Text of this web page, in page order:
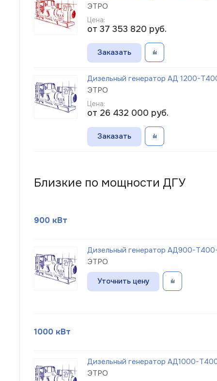
ЭТРО
Цена:
от 37 353 820 руб.
Заказать
Дизельный генератор АД 1200-
ЭТРО
Цена:
от 26 432 000 руб.
Заказать
Близкие по мощности ДГУ
900 кВт
Дизельный генератор АД900-Т400-
ЭТРО
Уточнить цену
1000 кВт
Дизельный генератор АД1000-
ЭТРО